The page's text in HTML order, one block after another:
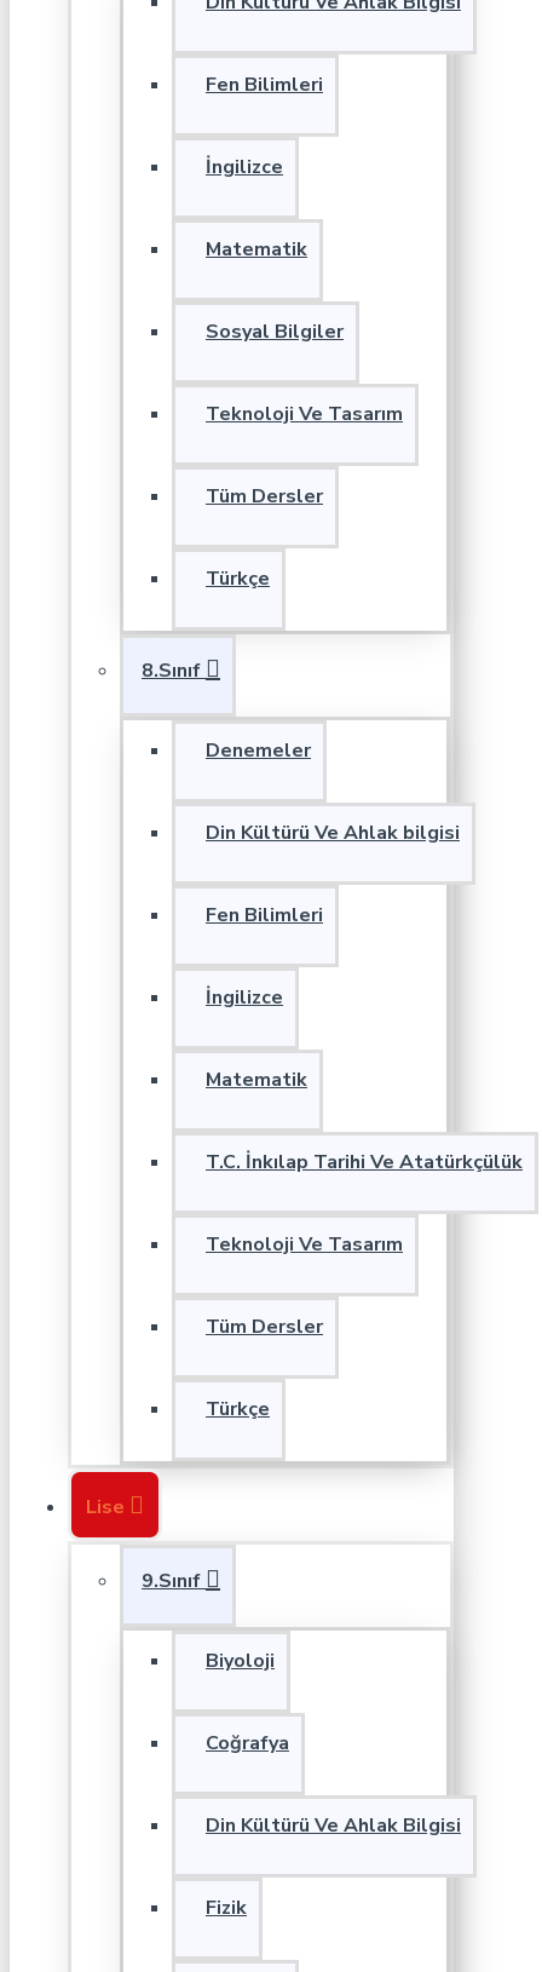
Fen Bilimleri
İngilizce
Matematik
Sosyal Bilgiler
Teknoloji Ve Tasarım
Tüm Dersler
Türkçe
8.Sınıf
Denemeler
Din Kültürü Ve Ahlak bilgisi
Fen Bilimleri
İngilizce
Matematik
T.C. İnkılap Tarihi Ve Atatürkçülük
Teknoloji Ve Tasarım
Tüm Dersler
Türkçe
Lise
9.Sınıf
Biyoloji
Coğrafya
Din Kültürü Ve Ahlak Bilgisi
Fizik